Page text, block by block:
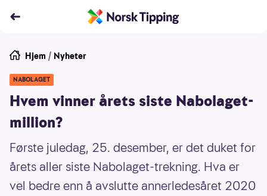
Hjem / Nyheter
NABOLAGET
Hvem vinner årets siste Nabolaget-
million?
Første juledag, 25. desember, er det duket for
årets aller siste Nabolaget-trekning. Hva er
vel bedre enn å avslutte annerledesåret 2020